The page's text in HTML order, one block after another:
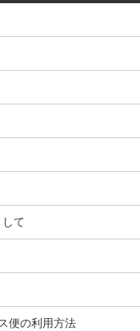
て
便の利用方法